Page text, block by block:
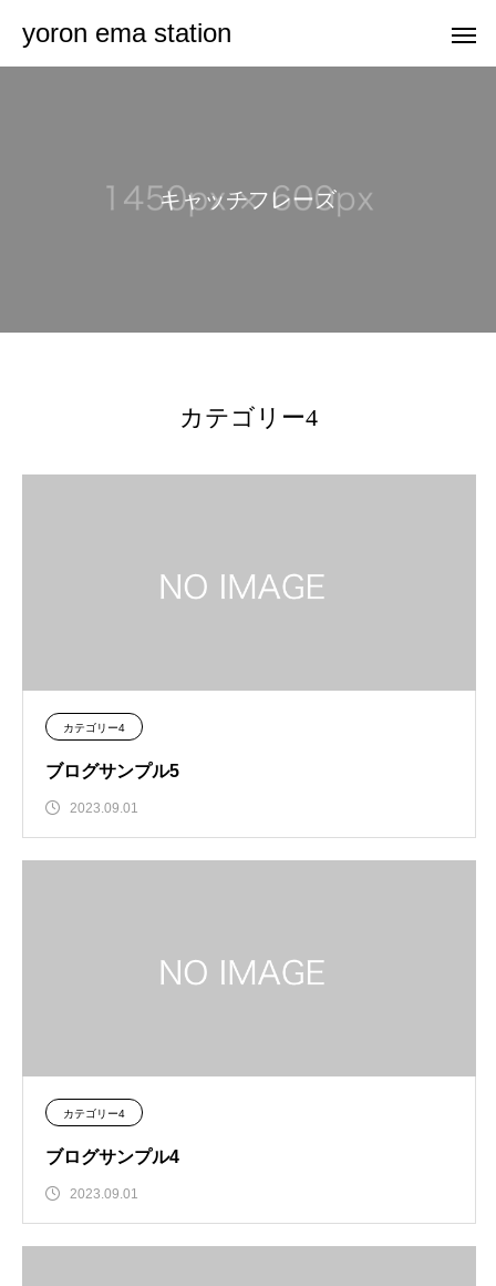
yoron ema station
キャッチフ レーズ
カテゴリー4
カテゴリー4
ブログサンプル5
2023.09.01
カテゴリー4
ブログサンプル4
2023.09.01